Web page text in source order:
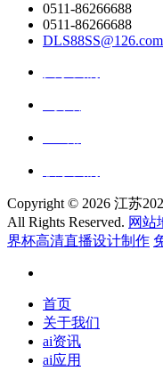
0511-86266688
0511-86266688
DLS88SS@126.com
Copyright © 2026 江苏
All Rights Reserved. 网站
界杯高清直播设计制作
首页
关于我们
ai资讯
ai应用